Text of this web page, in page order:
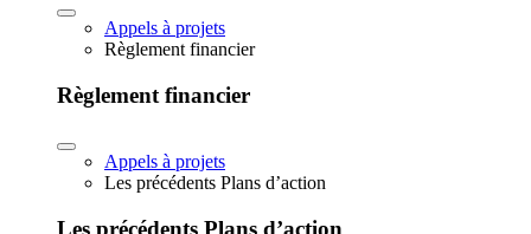
Appels à projets
Règlement financier
Règlement financier
Appels à projets
Les précédents Plans d’action
Les précédents Plans d’action